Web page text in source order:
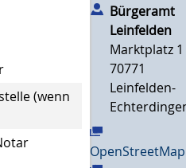
(wenn
Bürgeramt
Leinfelden
Marktplatz 1
70771
Leinfelden-
OpenStreetMap